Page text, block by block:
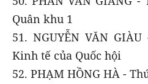
Quân khu 1
51. NGUYỄN VĂN
Kinh tế của Quốc hội
52. PHẠM HỒNG HÀ -